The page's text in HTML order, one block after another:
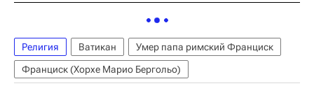
Религия Ватикан
Умер папа римский Франциск
Франциск (Хорхе Марио Бергольо)